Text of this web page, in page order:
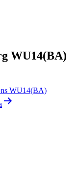
WU14(BA)
WU14(BA)